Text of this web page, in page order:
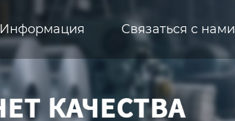
Информация Связаться с нами